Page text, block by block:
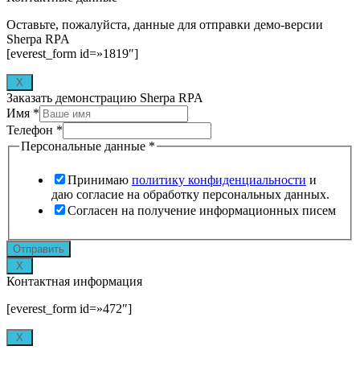
Оставьте, пожалуйста, данные для отправки демо-версии
Sherpa RPA
[everest_form id=»1819″]
X
Заказать демонстрацию Sherpa RPA
Имя *
Телефон *
Персональные данные *
Принимаю политику конфиденциальности и
даю согласие на обработку персональных данных.
Согласен на получение информационных писем
form_name
utm_content
utm_term
Отправить
X
Контактная информация
[everest_form id=»472″]
X